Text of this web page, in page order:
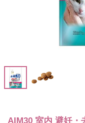
AIM30 室内 避妊・